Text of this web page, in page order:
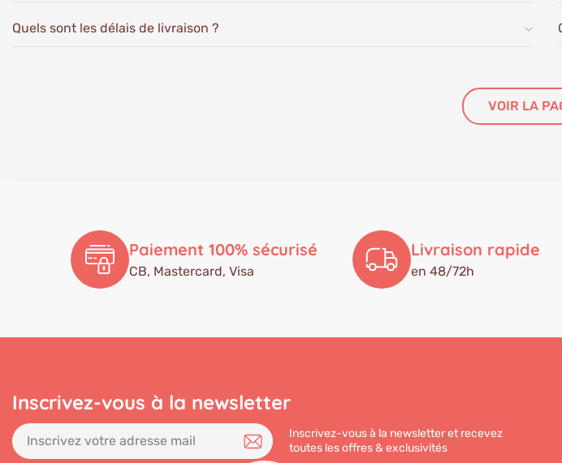
Quels sont les délais de livraison ?
VOIR LA
Paiement 100% sécurisé
CB, Mastercard, Visa
Livraison rapide
en 48/72h
Inscrivez-vous à la newsletter
Inscrivez-vous à la newsletter et recevez
toutes les offres & exclusivités